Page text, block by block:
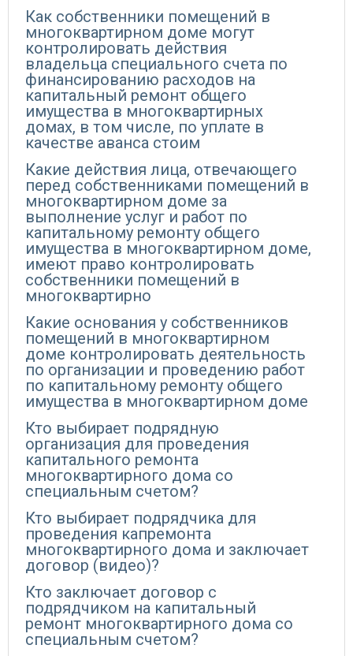
Как собственники помещений в
многоквартирном доме могут
контролировать действия
владельца специального счета по
финансированию расходов на
капитальный ремонт общего
имущества в многоквартирных
домах, в том числе, по уплате в
качестве аванса стоим
Какие действия лица, отвечающего
перед собственниками помещений в
многоквартирном доме за
выполнение услуг и работ по
капитальному ремонту общего
имущества в многоквартирном доме,
имеют право контролировать
собственники помещений в
многоквартирно
Какие основания у собственников
помещений в многоквартирном
доме контролировать деятельность
по организации и проведению работ
по капитальному ремонту общего
имущества в многоквартирном доме
Кто выбирает подрядную
организация для проведения
капитального ремонта
многоквартирного дома со
специальным счетом?
Кто выбирает подрядчика для
проведения капремонта
многоквартирного дома и заключает
договор (видео)?
Кто заключает договор с
подрядчиком на капитальный
ремонт многоквартирного дома со
специальным счетом?